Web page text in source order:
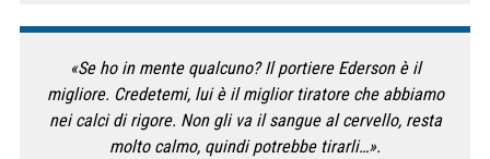
«Se ho in mente qualcuno? Il portiere Ederson è il
migliore. Credetemi, lui è il miglior tiratore che abbiamo
nei calci di rigore. Non gli va il sangue al cervello, resta
molto calmo, quindi potrebbe tirarli…».